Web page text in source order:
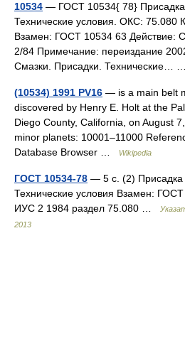
10534 — ГОСТ 10534{ 78} Присадка
Технические условия. ОКС: 75.080
Взамен: ГОСТ 10534 63 Действие:
2/84 Примечание: переиздание
Смазки. Присадки. Технические…
(10534) 1991 PV16 — is a main belt
discovered by Henry E. Holt at the
Diego County, California, on August
minor planets: 10001–11000
Database Browser …
Wikipedia
ГОСТ 10534-78 — 5 с. (2) Присадка
Технические условия Взамен:
ИУС 2 1984 раздел 75.080 …
2013